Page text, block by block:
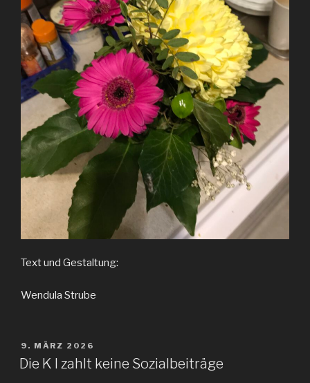
Text und Gestaltung:
Wendula Strube
VERÖFFENTLICHT
AM
9. MÄRZ 2026
Die K I zahlt keine Sozialbeiträge